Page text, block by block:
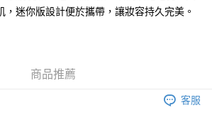
，迷你版設計便於攜帶，讓妝容持久完美。
商品推薦
客服